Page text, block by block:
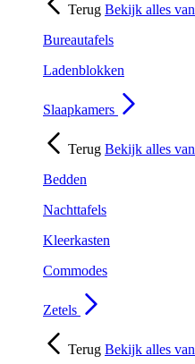
Terug Bekijk alles van
Bureautafels
Ladenblokken
Slaapkamers
Terug Bekijk alles van
Bedden
Nachttafels
Kleerkasten
Commodes
Zetels
Terug Bekijk alles van